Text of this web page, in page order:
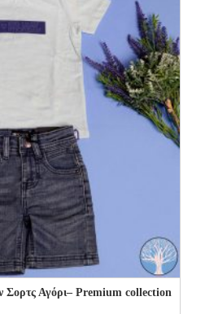
Σορτς Αγόρι– Premium collection